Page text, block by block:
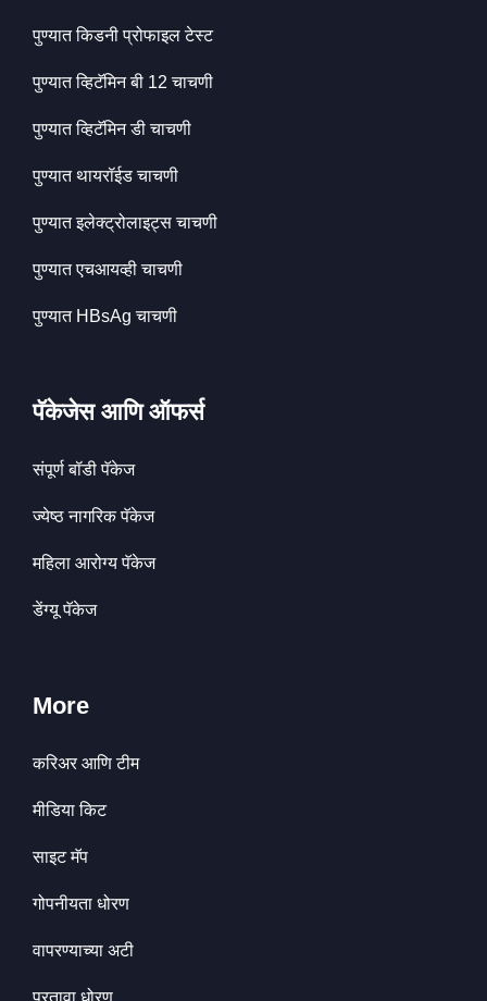
पुण्यात किडनी प्रोफाइल टेस्ट
पुण्यात व्हिटॅमिन बी 12 चाचणी
पुण्यात व्हिटॅमिन डी चाचणी
पुण्यात थायरॉईड चाचणी
पुण्यात इलेक्ट्रोलाइट्स चाचणी
पुण्यात एचआयव्ही चाचणी
पुण्यात HBsAg चाचणी
पॅकेजेस आणि ऑफर्स
संपूर्ण बॉडी पॅकेज
ज्येष्ठ नागरिक पॅकेज
महिला आरोग्य पॅकेज
डेंग्यू पॅकेज
More
करिअर आणि टीम
मीडिया किट
साइट मॅप
गोपनीयता धोरण
वापरण्याच्या अटी